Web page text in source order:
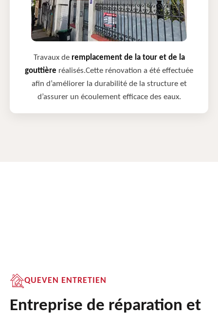
Travaux de remplacement de la tour et de la
gouttière réalisés.Cette rénovation a été effectuée
afin d’améliorer la durabilité de la structure et
d’assurer un écoulement efficace des eaux.
QUEVEN ENTRETIEN
Entreprise de réparation et